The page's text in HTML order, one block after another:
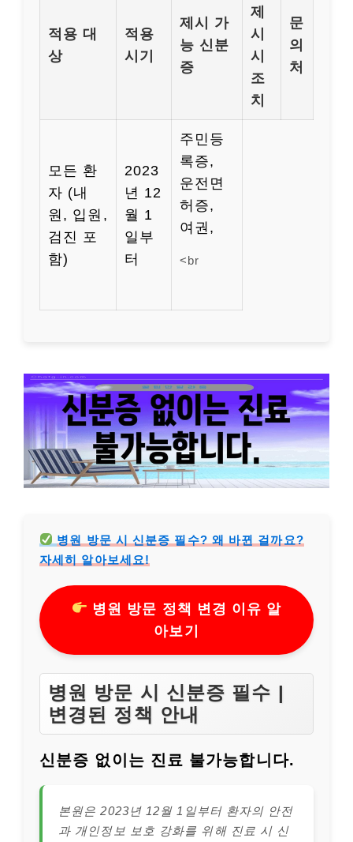
적용 대
상
적용
시기
제시 가
능 신분
증
제
시
시
조
치
문
의
처
모든 환
자 (내
원, 입원,
검진 포
함)
2023
년 12
월 1
일부
터
주민등
록증,
운전면
허증,
여권,
<br
병원 방문 시 신분증 필수? 왜 바뀐 걸까요?
자세히 알아보세요!
병원 방문 정책 변경 이유 알
아보기
병원 방문 시 신분증 필수 |
변경된 정책 안내
신분증 없이는 진료 불가능합니다.
본원은 2023년 12월 1일부터 환자의 안전
과 개인정보 보호 강화를 위해 진료 시 신